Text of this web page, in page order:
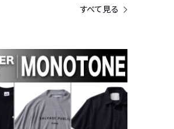
すべて見る